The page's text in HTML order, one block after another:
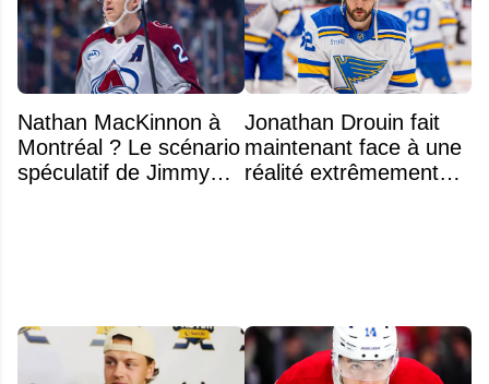
Nathan MacKinnon à
Montréal ? Le scénario
spéculatif de Jimmy
Jonathan Drouin fait
maintenant face à une
réalité extrêmement